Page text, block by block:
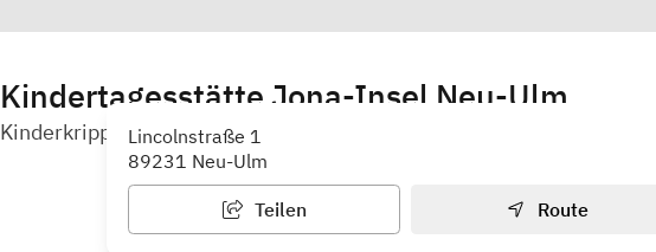
Kindertagesstätte Jona-Insel Neu-Ulm
Kinderkrippe
Lincolnstraße 1
89231 Neu-Ulm
Teilen Route